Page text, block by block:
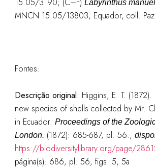
Labyrinthus
MNCN 15.05/13803, Equador, coll. Paz
Fontes:
Descrição original: Higgins, E. T.
new species of shells collected by Mr.
in Ecuador. Proceedings of the
London. (1872): 685-687, pl. 56.,
https://biodiversitylibrary.org/page/
página(s): 686, pl. 56, figs. 5, 5a